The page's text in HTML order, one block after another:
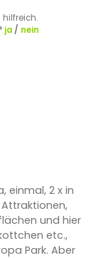
hilfreich.
ja/ nein
einmal, 2 x in
Attraktionen,
und hier
etc.,
Park. Aber